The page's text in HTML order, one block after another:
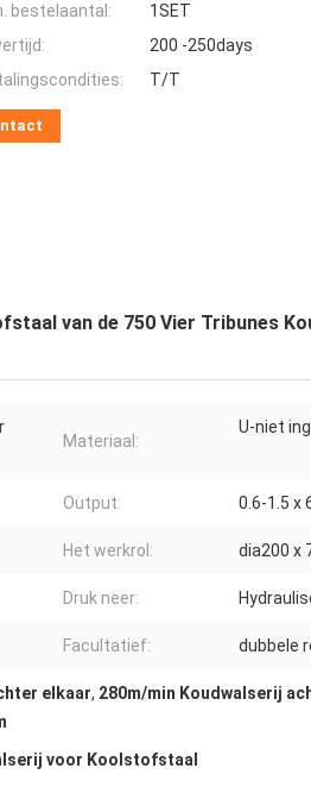
bestelaantal:
1SET
200 -250days
T/T
van de 750 Vier Tribunes
Materiaal:
U-niet
Output: 0.6-1.5 x
Het werkrol: dia200 x
Druk neer:
Facultatief: dubbele
elkaar, 280m/min Koudwalserij
voor Koolstofstaal